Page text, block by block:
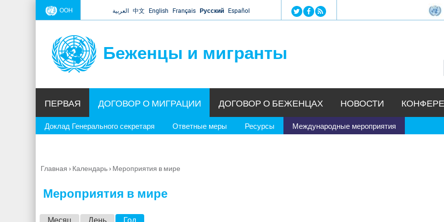
Jump to navigation
ООН العربية 中文 English Français Русский Español
Беженцы и мигранты
ПЕРВАЯ ДОГОВОР О МИГРАЦИИ
Доклад Генерального секретаря Ответные меры Ресурсы Международные мероприятия
ДОГОВОР О БЕЖЕНЦАХ НОВОСТИ
Вы
Главная › Календарь› Мероприятия в мире
Мероприятия в мире